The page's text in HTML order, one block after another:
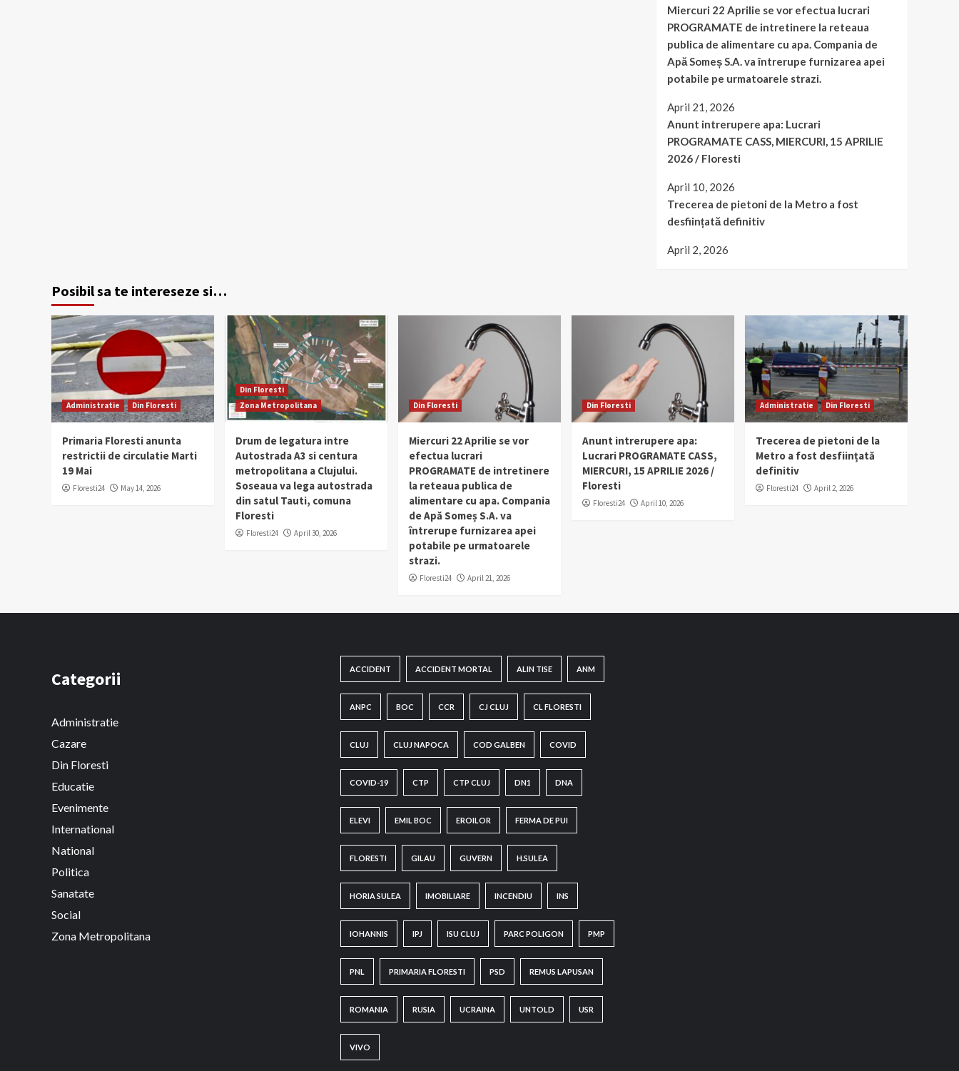
Miercuri 22 Aprilie se vor efectua lucrari
PROGRAMATE de intretinere la reteaua
publica de alimentare cu apa. Compania de
Apă Someș S.A. va întrerupe furnizarea apei
potabile pe urmatoarele strazi.
April 21, 2026
Anunt intrerupere apa: Lucrari
PROGRAMATE CASS, MIERCURI, 15 APRILIE
2026 / Floresti
April 10, 2026
Trecerea de pietoni de la Metro a fost
desființată definitiv
April 2, 2026
Posibil sa te intereseze si…
Administratie Din Floresti
Primaria Floresti anunta
restrictii de circulatie Marti
19 Mai
Floresti24 May 14, 2026
Din Floresti
Zona Metropolitana
Drum de legatura intre
Autostrada A3 si centura
metropolitana a Clujului.
Soseaua va lega autostrada
din satul Tauti, comuna
Floresti
Floresti24 April 30, 2026
Din Floresti
Miercuri 22 Aprilie se vor
efectua lucrari
PROGRAMATE de intretinere
la reteaua publica de
alimentare cu apa. Compania
de Apă Someș S.A. va
întrerupe furnizarea apei
potabile pe urmatoarele
strazi.
Floresti24 April 21, 2026
Din Floresti
Anunt intrerupere apa:
Lucrari PROGRAMATE CASS,
MIERCURI, 15 APRILIE 2026 /
Floresti
Floresti24 April 10, 2026
Administratie Din Floresti
Trecerea de pietoni de la
Metro a fost desființată
definitiv
Floresti24 April 2, 2026
Categorii
Administratie
Cazare
Din Floresti
Educatie
Evenimente
International
National
Politica
Sanatate
Social
Zona Metropolitana
ACCIDENT ACCIDENT MORTAL ALIN TISE ANM
ANPC BOC CCR CJ CLUJ CL FLORESTI
CLUJ CLUJ NAPOCA COD GALBEN COVID
COVID-19 CTP CTP CLUJ DN1 DNA
ELEVI EMIL BOC EROILOR FERMA DE PUI
FLORESTI GILAU GUVERN H.SULEA
HORIA SULEA IMOBILIARE INCENDIU INS
IOHANNIS IPJ ISU CLUJ PARC POLIGON PMP
PNL PRIMARIA FLORESTI PSD REMUS LAPUSAN
ROMANIA RUSIA UCRAINA UNTOLD USR
VIVO